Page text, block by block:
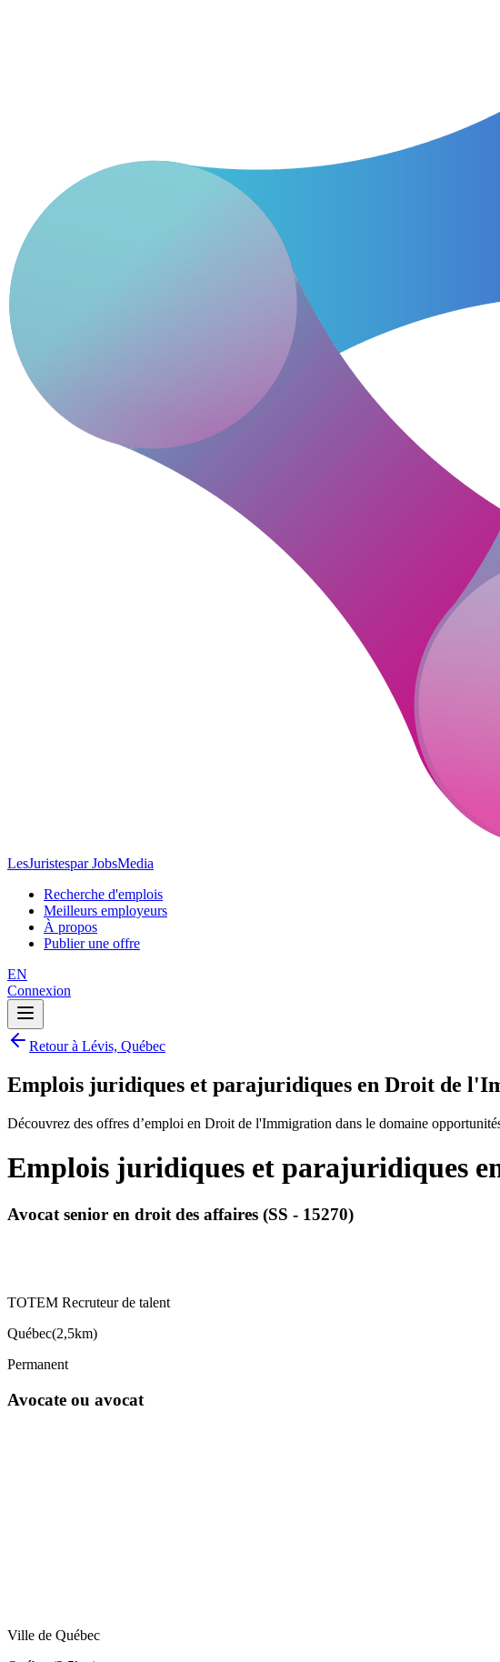
LesJuristespar JobsMedia
Recherche d'emplois
Meilleurs employeurs
À propos
Publier une offre
EN
Connexion
Retour à Lévis, Québec
Emplois juridiques et parajuridiques en Droit de
Découvrez des offres d’emploi en Droit de l'Immigration dans le domaine
Emplois juridiques et parajuridiques
Avocat senior en droit des affaires (SS - 15270)
TOTEM Recruteur de talent
Québec(2,5km)
Permanent
Avocate ou avocat
Ville de Québec